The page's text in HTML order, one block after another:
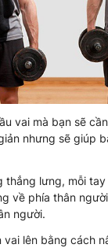
vai mà bạn sẽ
nhưng sẽ giúp
thẳng lưng, mỗi
về phía thân
người.
vai lên bằng cách